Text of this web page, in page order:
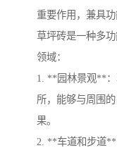
重要作用，兼具功
草坪砖是一种多
领域：
1. **园林景观**
所，能够与周围
果。
2. **车道和步道